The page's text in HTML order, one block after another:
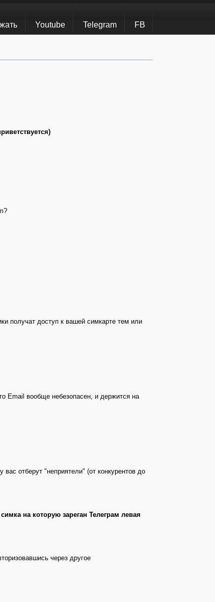
Youtube Telegram FB
получат доступ к вашей симкарте тем или
Email вообще небезопасен, и держится на
отберут "неприятели" (от конкурентов до
на которую зареган Телеграм левая
через другое